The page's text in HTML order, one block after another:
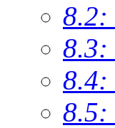
8.2:
8.3:
8.4:
8.5: